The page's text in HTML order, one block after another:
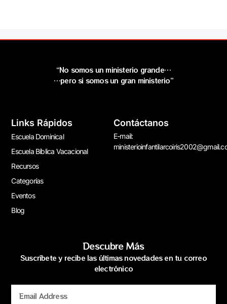
“No somos un ministerio grande…
…pero si somos un gran ministerio”
Links Rápidos
Escuela Dominical
Escuela Bíblica Vacacional
Recursos
Categorías
Eventos
Blog
Contáctanos
E-mail:
Descubre Más
Suscríbete y recibe las últimas novedades en tu correo
electrónico